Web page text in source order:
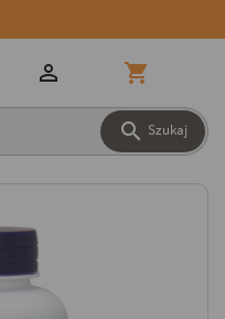
 Szukaj
 